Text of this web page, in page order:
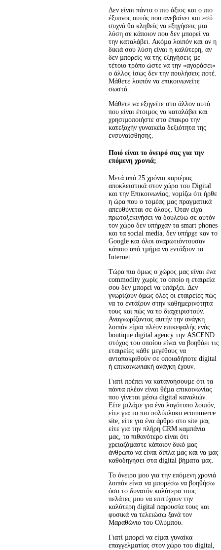
Δεν είναι πάντα ο πιο άξιος και ο πιο
έξυπνος αυτός που ανεβαίνει και εσύ
συχνά θα κληθείς να εξηγήσεις µια
λύση σε κάποιον που δεν µπορεί να
την καταλάβει. Ακόµα λοιπόν και αν η
δικιά σου λύση είναι η καλύτερη, αν
δεν µπορείς να της εξηγήσεις µε
τέτοιο τρόπο ώστε να την «αγοράσει»
ο άλλος ίσως δεν την πουλήσεις ποτέ.
Μάθετε λοιπόν να επικοινωνείτε
σωστά.
Μάθετε να εξηγείτε στο άλλον αυτό
που είναι έτοιµος να καταλάβει και
χρησιµοποιήστε στο έπακρο την
κατεξοχήν γυναικεία δεξιότητα της
ενσυναίσθησης.
Ποιό είναι το όνειρό σας για την
επόμενη χρονιά;
Μετά από 25 χρόνια καριέρας
αποκλειστικά στον χώρο του Digital
και την Επικοινωνίας, νοµίζω ότι ήρθε
η ώρα που ο τοµέας µας πραγµατικά
απευθύνεται σε όλους. Όταν είχα
πρωτοξεκινήσει να δουλεύω σε αυτόν
τον χώρο δεν υπήρχαν τα smart phones
και τα social media, δεν υπήρχε καν το
Google και όλοι αναρωτιόντουσαν
κάποιο από τµήµα να εντάξουν το
Internet.
Τώρα πια όµως ο χώρος µας είναι ένα
commodity χωρίς το οποίο η εταιρεία
σου δεν µπορεί να υπάρξει. Δεν
γνωρίζουν όµως όλες οι εταιρείες πώς
να το εντάξουν στην καθηµερινότητα
τους και πώς να το διαχειριστούν.
Αναγνωρίζοντας αυτήν την ανάγκη
λοιπόν είµαι πλέον επικεφαλής ενός
boutique digital agency την ASCEND
στόχος του οποίου είναι να βοηθάει τις
εταιρείες κάθε µεγέθους να
ανταποκριθούν σε οποιαδήποτε digital
ή επικοινωνιακή ανάγκη έχουν.
Γιατί πρέπει να κατανοήσουµε ότι τα
πάντα πλέον είναι θέµα επικοινωνίας
που γίνεται µέσω digital καναλιών.
Είτε µιλάµε για ένα λογότυπο λοιπόν,
είτε για το πιο πολύπλοκο ecommerce
site, είτε για ένα άρθρο στο site µας
είτε για την πλήρη CRM καµπάνια
µας, το πιθανότερο είναι ότι
χρειαζόµαστε κάποιον δικό µας
άνθρωπο να είναι δίπλα µας και να µας
καθοδηγήσει στα digital βήµατα µας.
Το όνειρο µου για την επόµενη χρονιά
λοιπόν είναι να µπορέσω να βοηθήσω
όσο το δυνατόν καλύτερα τους
πελάτες µου να επιτύχουν την
καλύτερη digital παρουσία τους και
φυσικά να τελειώσω ξανά τον
Μαραθώνιο του Ολύµπου.
Γιατί µπορεί να είµαι γυναίκα
επαγγελµατίας στον χώρο του digital,